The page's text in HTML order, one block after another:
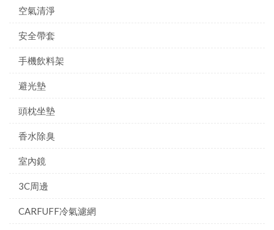
空氣清淨
安全帶套
手機飲料架
避光墊
頭枕坐墊
香水除臭
室內鏡
3C周邊
CARFUFF冷氣濾網